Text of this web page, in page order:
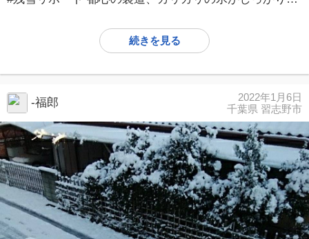
続きを見る
-福郎
2022年1月6日
千葉県 習志野市